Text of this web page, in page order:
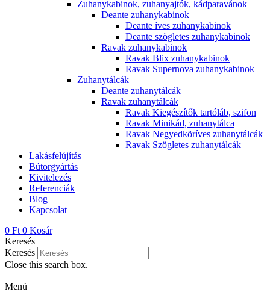
Zuhanykabinok, zuhanyajtók, kádparavánok
Deante zuhanykabinok
Deante íves zuhanykabinok
Deante szögletes zuhanykabinok
Ravak zuhanykabinok
Ravak Blix zuhanykabinok
Ravak Supernova zuhanykabinok
Zuhanytálcák
Deante zuhanytálcák
Ravak zuhanytálcák
Ravak Kiegészítők tartóláb, szifon
Ravak Minikád, zuhanytálca
Ravak Negyedköríves zuhanytálcák
Ravak Szögletes zuhanytálcák
Lakásfelújítás
Bútorgyártás
Kivitelezés
Referenciák
Blog
Kapcsolat
0 Ft 0 Kosár
Keresés
Keresés
Close this search box.
Menü